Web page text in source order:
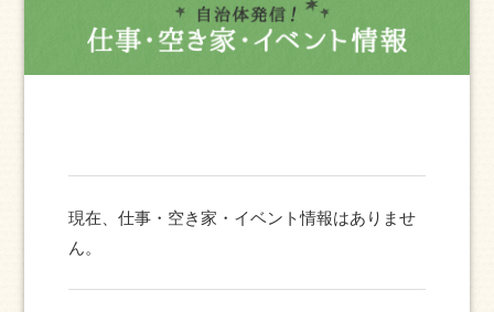
現在、仕事・空き家・イベント情報はありませ
ん。